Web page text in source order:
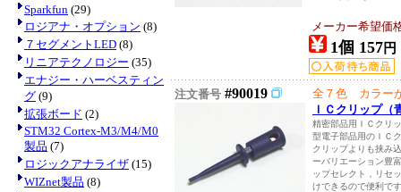
Sparkfun (29)
ロジアナ・オプション (8)
７セグメントLED (8)
リニアテクノロジー (35)
エナジー・ハーベスティン
グ (9)
拡張ボード (2)
STM32 Cortex-M3/M4/M0
製品 (7)
ロジックアナライザ (15)
WIZnet製品 (8)
メーカー希望価
1個 157円
注文番号 #90019
全７色 カラー
ＩＣクリップ（
精密部品用ＩＣクリ
型電子部品用のＩＣ
クリップよりも挟み
ーバリエーション豊
ップセレクト，リセ
けできるので便利で